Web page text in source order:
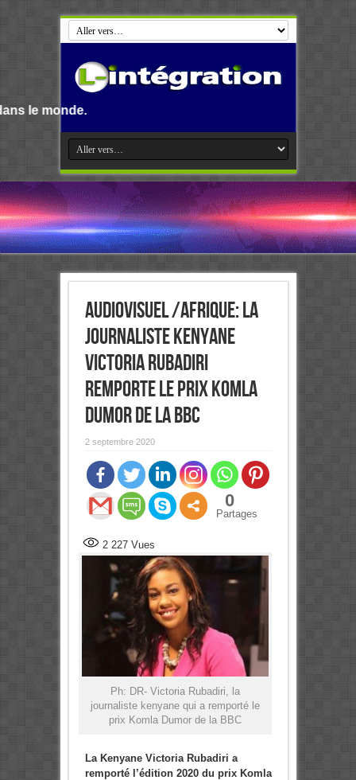
Audiovisuel /Afrique: la
journaliste kenyane
Victoria Rubadiri
remporte le prix Komla
Dumor de la BBC
2 septembre 2020
0
Partages
2 227Vues
Ph: DR- Victoria Rubadiri, la
journaliste kenyane qui a remporté le
prix Komla Dumor de la BBC
La Kenyane Victoria Rubadiri a
remporté l’édition 2020 du prix Komla